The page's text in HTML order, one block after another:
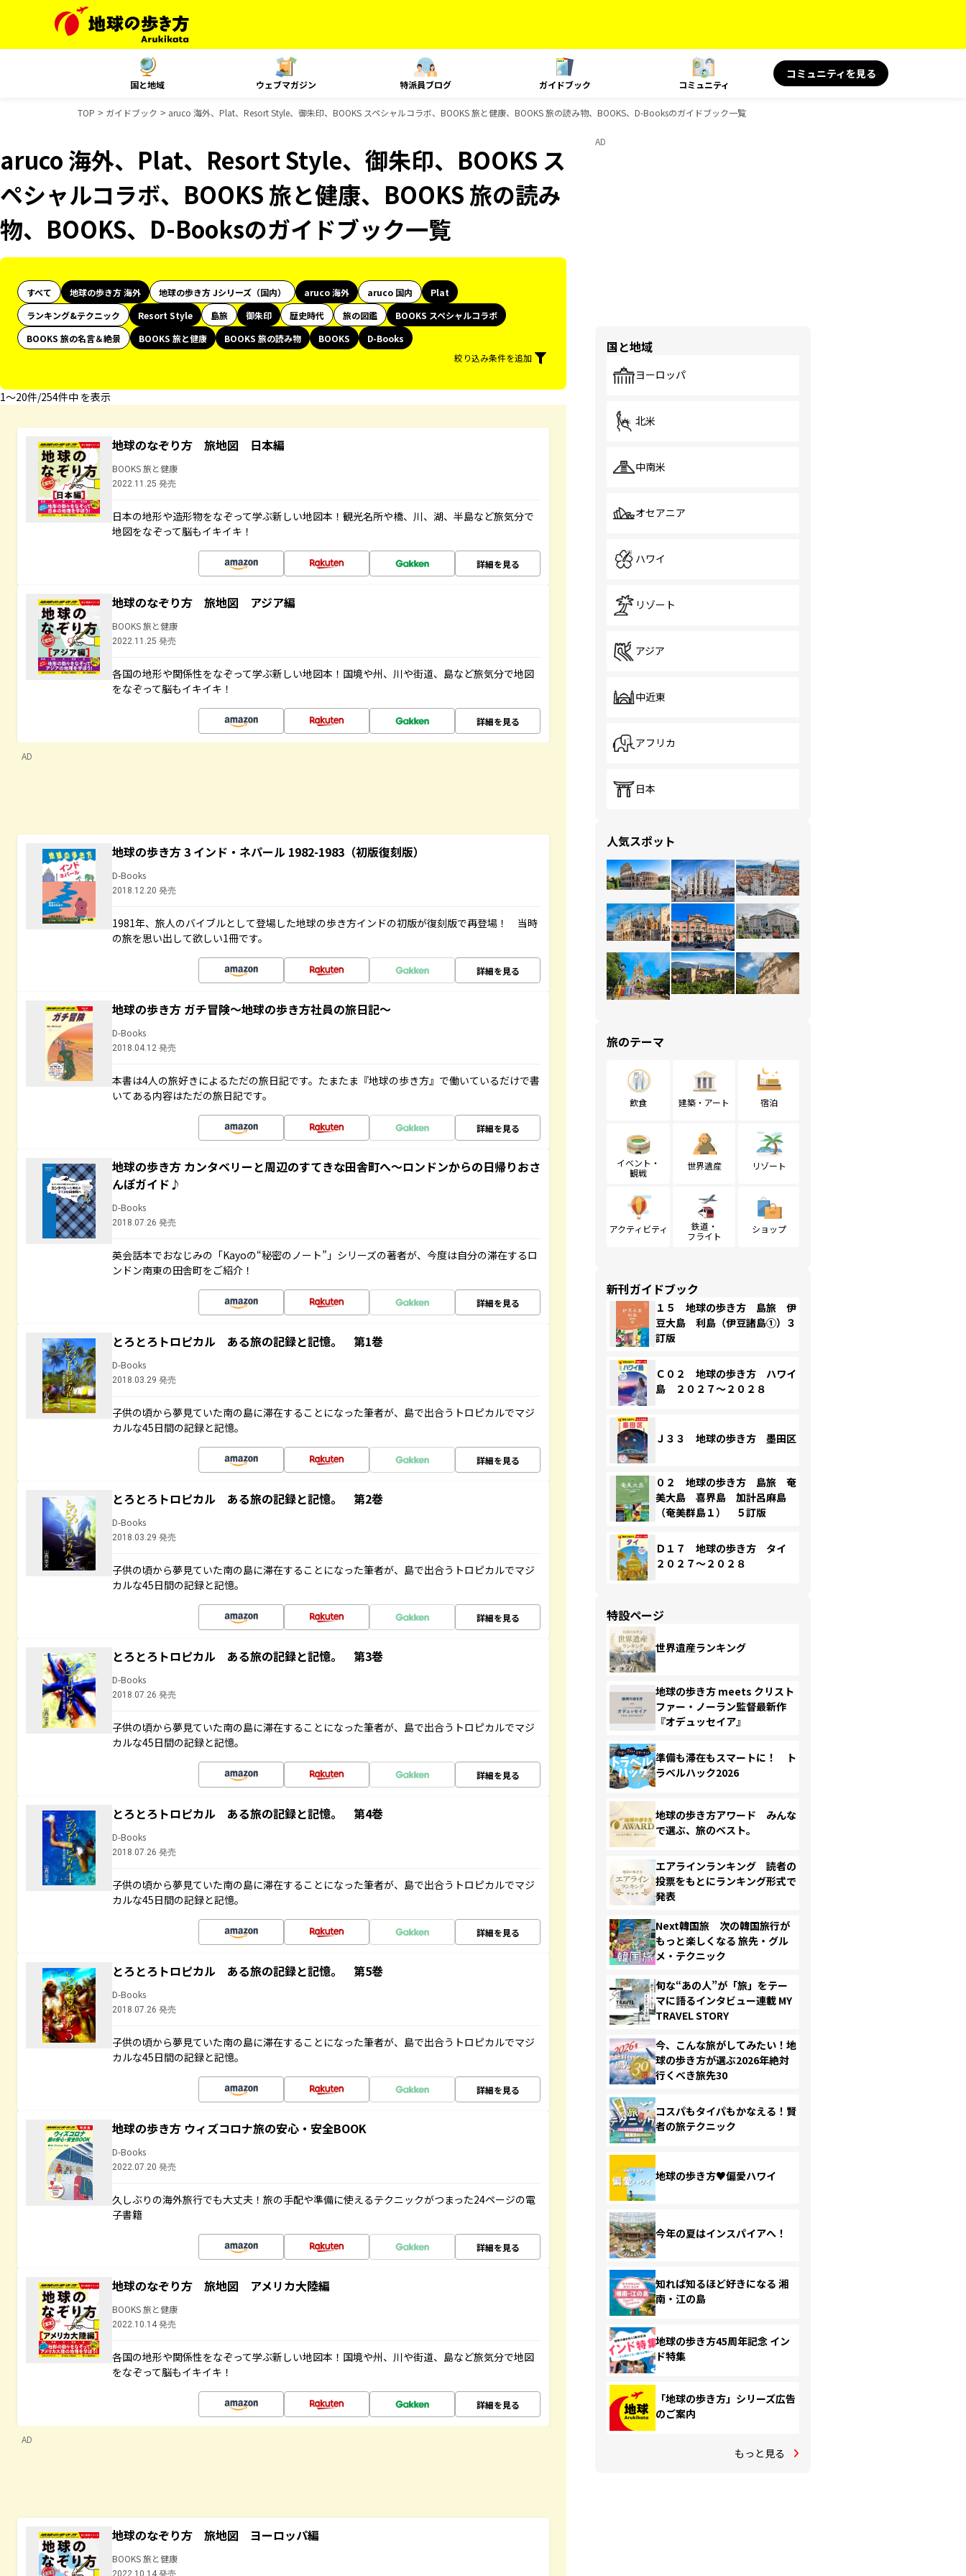
国と地域 ウェブマガジン 特派員ブログ ガイドブック コミュニティ
コミュニティを見る
TOP ガイドブック aruco 海外、Plat、Resort Style、御朱印、BOOKS スペシャルコラボ、BOOKS 旅と健康、BOOKS 旅の読み物、BOOKS、D-Booksのガイドブック一覧
aruco 海外、Plat、Resort Style、御朱印、BOOKS ス
ペシャルコラボ、BOOKS 旅と健康、BOOKS 旅の読み
物、BOOKS、D-Booksのガイドブック一覧
すべて 地球の歩き方 海外 地球の歩き方 Jシリーズ（国内） aruco 海外 aruco 国内
Plat
ランキング&テクニック
Resort Style 島旅 御朱印 歴史時代 旅の図鑑
BOOKS スペシャルコラボ
BOOKS 旅の名言＆絶景
BOOKS 旅と健康 BOOKS 旅の読み物 BOOKS
D-Books
絞り込み条件を追加
1〜20件/254件中 を表示
地球のなぞり方 旅地図 日本編
BOOKS 旅と健康
2022.11.25 発売
日本の地形や造形物をなぞって学ぶ新しい地図本！観光名所や橋、川、湖、半島など旅気分で
地図をなぞって脳もイキイキ！
詳細を見る
地球のなぞり方 旅地図 アジア編
BOOKS 旅と健康
2022.11.25 発売
各国の地形や関係性をなぞって学ぶ新しい地図本！国境や州、川や街道、島など旅気分で地図
をなぞって脳もイキイキ！
詳細を見る
AD
地球の歩き方 3 インド・ネパール 1982-1983（初版復刻版）
D-Books
2018.12.20 発売
1981年、旅人のバイブルとして登場した地球の歩き方インドの初版が復刻版で再登場！ 当時
の旅を思い出して欲しい1冊です。
詳細を見る
地球の歩き方 ガチ冒険～地球の歩き方社員の旅日記～
D-Books
2018.04.12 発売
本書は4人の旅好きによるただの旅日記です。たまたま『地球の歩き方』で働いているだけで書
いてある内容はただの旅日記です。
詳細を見る
地球の歩き方 カンタベリーと周辺のすてきな田舎町へ～ロンドンからの日帰りおさ
んぽガイド♪
D-Books
2018.07.26 発売
英会話本でおなじみの「Kayoの“秘密のノート”」シリーズの著者が、今度は自分の滞在するロ
ンドン南東の田舎町をご紹介！
詳細を見る
とろとろトロピカル ある旅の記録と記憶。 第1巻
D-Books
2018.03.29 発売
子供の頃から夢見ていた南の島に滞在することになった筆者が、島で出合うトロピカルでマジ
カルな45日間の記録と記憶。
詳細を見る
とろとろトロピカル ある旅の記録と記憶。 第2巻
D-Books
2018.03.29 発売
子供の頃から夢見ていた南の島に滞在することになった筆者が、島で出合うトロピカルでマジ
カルな45日間の記録と記憶。
詳細を見る
とろとろトロピカル ある旅の記録と記憶。 第3巻
D-Books
2018.07.26 発売
子供の頃から夢見ていた南の島に滞在することになった筆者が、島で出合うトロピカルでマジ
カルな45日間の記録と記憶。
詳細を見る
とろとろトロピカル ある旅の記録と記憶。 第4巻
D-Books
2018.07.26 発売
子供の頃から夢見ていた南の島に滞在することになった筆者が、島で出合うトロピカルでマジ
カルな45日間の記録と記憶。
詳細を見る
とろとろトロピカル ある旅の記録と記憶。 第5巻
D-Books
2018.07.26 発売
子供の頃から夢見ていた南の島に滞在することになった筆者が、島で出合うトロピカルでマジ
カルな45日間の記録と記憶。
詳細を見る
地球の歩き方 ウィズコロナ旅の安心・安全BOOK
D-Books
2022.07.20 発売
久しぶりの海外旅行でも大丈夫！旅の手配や準備に使えるテクニックがつまった24ページの電
子書籍
詳細を見る
地球のなぞり方 旅地図 アメリカ大陸編
BOOKS 旅と健康
2022.10.14 発売
各国の地形や関係性をなぞって学ぶ新しい地図本！国境や州、川や街道、島など旅気分で地図
をなぞって脳もイキイキ！
詳細を見る
AD
地球のなぞり方 旅地図 ヨーロッパ編
BOOKS 旅と健康
2022.10.14 発売
AD
国と地域
ヨーロッパ
北米
中南米
オセアニア
ハワイ
リゾート
アジア
中近東
アフリカ
日本
人気スポット
旅のテーマ
飲食 建築・アート 宿泊
イベント・
観戦
世界遺産 リゾート
アクティビティ
鉄道・
フライト
ショップ
新刊ガイドブック
１５ 地球の歩き方 島旅 伊
豆大島 利島（伊豆諸島①）３
訂版
Ｃ０２ 地球の歩き方 ハワイ
島 ２０２７～２０２８
Ｊ３３ 地球の歩き方 墨田区
０２ 地球の歩き方 島旅 奄
美大島 喜界島 加計呂麻島
（奄美群島１） ５訂版
Ｄ１７ 地球の歩き方 タイ
２０２７～２０２８
特設ページ
世界遺産ランキング
地球の歩き方 meets クリスト
ファー・ノーラン監督最新作
『オデュッセイア』
準備も滞在もスマートに！ ト
ラベルハック2026
地球の歩き方アワード みんな
で選ぶ、旅のベスト。
エアラインランキング 読者の
投票をもとにランキング形式で
発表
Next韓国旅 次の韓国旅行が
もっと楽しくなる 旅先・グル
メ・テクニック
旬な“あの人”が「旅」をテー
マに語るインタビュー連載 MY
TRAVEL STORY
今、こんな旅がしてみたい！地
球の歩き方が選ぶ2026年絶対
行くべき旅先30
コスパもタイパもかなえる！賢
者の旅テクニック
地球の歩き方♥偏愛ハワイ
今年の夏はインスパイアへ！
知れば知るほど好きになる 湘
南・江の島
地球の歩き方45周年記念 イン
ド特集
「地球の歩き方」シリーズ広告
のご案内
もっと見る